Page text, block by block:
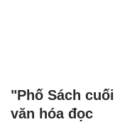
"Phố Sách
văn hóa đọc